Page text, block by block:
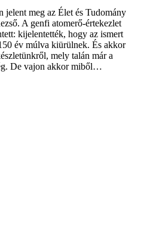
jelent meg az Élet és Tudomány
A genfi atomerő-értekezlet
kijelentették, hogy az ismert
év múlva kiürülnek. És akkor
mely talán már a
De vajon akkor miből…